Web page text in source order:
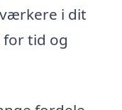
i dit
tid og